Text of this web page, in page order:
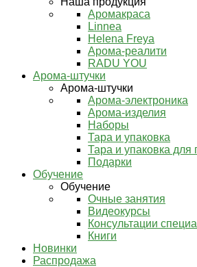
Аромакраса
Linnea
Helena Freya
Арома-реалити
RADU YOU
Арома-штучки
Арома-штучки
Арома-электроника
Арома-изделия
Наборы
Тара и упаковка
Тара и упаковка
Подарки
Обучение
Обучение
Очные занятия
Видеокурсы
Консультации
Книги
Новинки
Распродажа